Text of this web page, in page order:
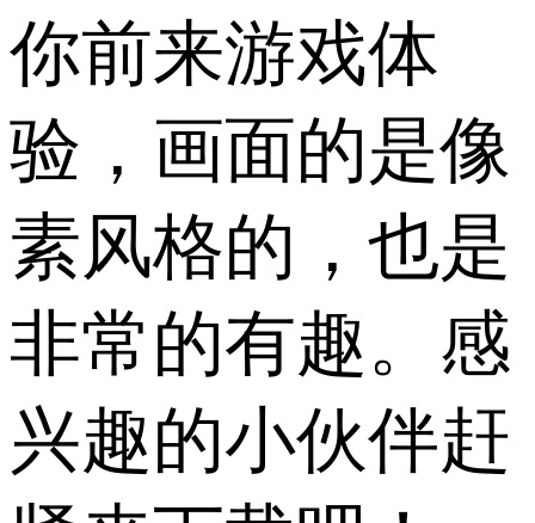
你前来游戏体
验，画面的是像
素风格的，也是
非常的有趣。感
兴趣的小伙伴赶